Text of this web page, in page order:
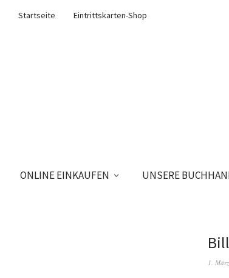
Startseite
Eintrittskarten-Shop
ONLINE EINKAUFEN UNSERE
1.